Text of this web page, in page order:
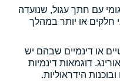
עם חתך עגול, שנועדה
חלקים או יותר במהלך
או דינמיים שבהם יש
דוגמאות דינמיות
הידראוליות.